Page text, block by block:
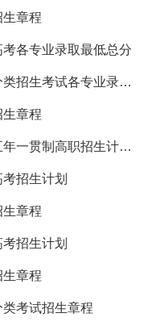
章程
各专业录取最低总分
试各专业录取最低总分
章程
招生计划表 （初中起点）
招生计划
章程
招生计划
章程
考试招生章程